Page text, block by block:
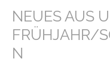
NEUES AUS
FRÜHJAHR/
N